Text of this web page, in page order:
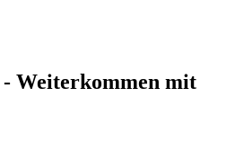
Weiterkommen mit